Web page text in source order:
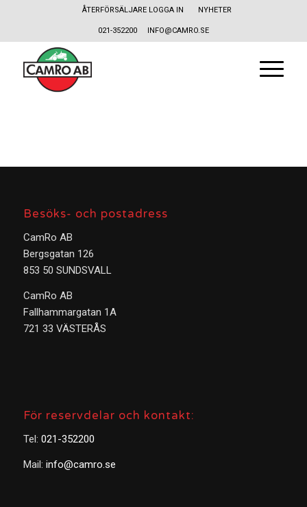
ÅTERFÖRSÄLJARE LOGGA IN NYHETER
021-352200 INFO@CAMRO.SE
Besöks- och postadress
CamRo AB
Bergsgatan 126
853 50 SUNDSVALL
CamRo AB
Fallhammargatan 1A
721 33 VÄSTERÅS
För reservdelar och kontakt:
Tel: 021-352200
Mail: info@camro.se